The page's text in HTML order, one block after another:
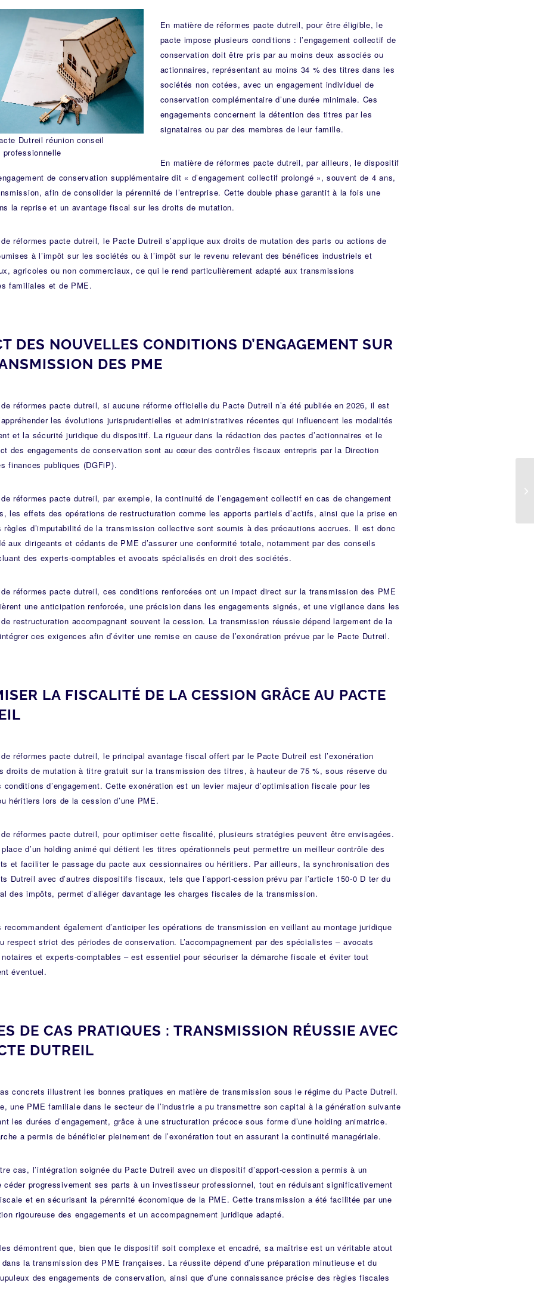
Dutreil réunion conseil
professionnelle
En matière de réformes pacte dutreil, pour être éligible, le
pacte impose plusieurs conditions : l’engagement collectif de
conservation doit être pris par au moins deux associés ou
actionnaires, représentant au moins 34 % des titres dans les
sociétés non cotées, avec un engagement individuel de
conservation complémentaire d’une durée minimale. Ces
engagements concernent la détention des titres par les
signataires ou par des membres de leur famille.
En matière de réformes pacte dutreil, par ailleurs, le dispositif
de conservation supplémentaire dit « d’engagement collectif prolongé », souvent de 4 ans,
afin de consolider la pérennité de l’entreprise. Cette double phase garantit à la fois une
la reprise et un avantage fiscal sur les droits de mutation.
réformes pacte dutreil, le Pacte Dutreil s’applique aux droits de mutation des parts ou actions de
à l’impôt sur les sociétés ou à l’impôt sur le revenu relevant des bénéfices industriels et
agricoles ou non commerciaux, ce qui le rend particulièrement adapté aux transmissions
familiales et de PME.
DES NOUVELLES CONDITIONS D’ENGAGEMENT SUR
DES PME
réformes pacte dutreil, si aucune réforme officielle du Pacte Dutreil n’a été publiée en 2026, il est
les évolutions jurisprudentielles et administratives récentes qui influencent les modalités
et la sécurité juridique du dispositif. La rigueur dans la rédaction des pactes d’actionnaires et le
des engagements de conservation sont au cœur des contrôles fiscaux entrepris par la Direction
finances publiques (DGFiP).
réformes pacte dutreil, par exemple, la continuité de l’engagement collectif en cas de changement
les effets des opérations de restructuration comme les apports partiels d’actifs, ainsi que la prise en
règles d’imputabilité de la transmission collective sont soumis à des précautions accrues. Il est donc
aux dirigeants et cédants de PME d’assurer une conformité totale, notamment par des conseils
des experts-comptables et avocats spécialisés en droit des sociétés.
réformes pacte dutreil, ces conditions renforcées ont un impact direct sur la transmission des PME
une anticipation renforcée, une précision dans les engagements signés, et une vigilance dans les
restructuration accompagnant souvent la cession. La transmission réussie dépend largement de la
ces exigences afin d’éviter une remise en cause de l’exonération prévue par le Pacte Dutreil.
LA FISCALITÉ DE LA CESSION GRÂCE AU PACTE
réformes pacte dutreil, le principal avantage fiscal offert par le Pacte Dutreil est l’exonération
droits de mutation à titre gratuit sur la transmission des titres, à hauteur de 75 %, sous réserve du
conditions d’engagement. Cette exonération est un levier majeur d’optimisation fiscale pour les
héritiers lors de la cession d’une PME.
réformes pacte dutreil, pour optimiser cette fiscalité, plusieurs stratégies peuvent être envisagées.
d’un holding animé qui détient les titres opérationnels peut permettre un meilleur contrôle des
et faciliter le passage du pacte aux cessionnaires ou héritiers. Par ailleurs, la synchronisation des
Dutreil avec d’autres dispositifs fiscaux, tels que l’apport-cession prévu par l’article 150-0 D ter du
des impôts, permet d’alléger davantage les charges fiscales de la transmission.
recommandent également d’anticiper les opérations de transmission en veillant au montage juridique
respect strict des périodes de conservation. L’accompagnement par des spécialistes – avocats
et experts-comptables – est essentiel pour sécuriser la démarche fiscale et éviter tout
éventuel.
DE CAS PRATIQUES : TRANSMISSION RÉUSSIE AVEC
DUTREIL
concrets illustrent les bonnes pratiques en matière de transmission sous le régime du Pacte Dutreil.
une PME familiale dans le secteur de l’industrie a pu transmettre son capital à la génération suivante
les durées d’engagement, grâce à une structuration précoce sous forme d’une holding animatrice.
a permis de bénéficier pleinement de l’exonération tout en assurant la continuité managériale.
cas, l’intégration soignée du Pacte Dutreil avec un dispositif d’apport-cession a permis à un
céder progressivement ses parts à un investisseur professionnel, tout en réduisant significativement
et en sécurisant la pérennité économique de la PME. Cette transmission a été facilitée par une
rigoureuse des engagements et un accompagnement juridique adapté.
démontrent que, bien que le dispositif soit complexe et encadré, sa maîtrise est un véritable atout
la transmission des PME françaises. La réussite dépend d’une préparation minutieuse et du
des engagements de conservation, ainsi que d’une connaissance précise des règles fiscales